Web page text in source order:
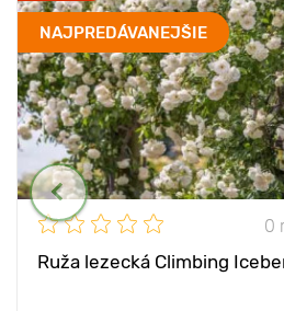
NAJPREDÁVANEJŠIE
0
Ruža lezecká Climbing